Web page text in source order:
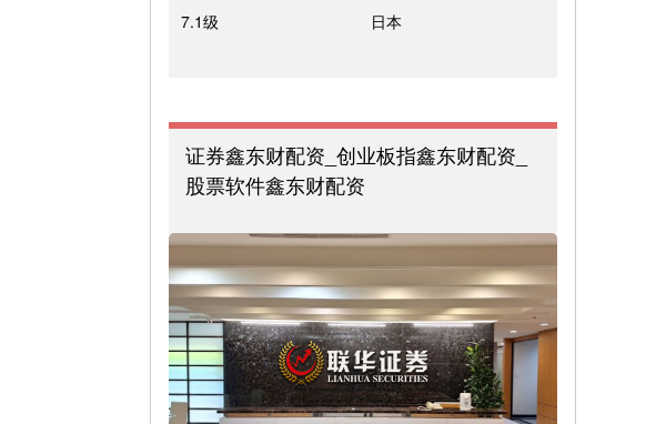
7.1级 日本
证券鑫东财配资_创业板指鑫东财配资_
股票软件鑫东财配资